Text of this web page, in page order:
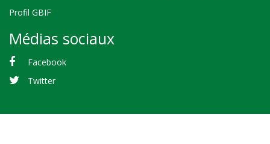
Profil GBIF
Médias sociaux
Facebook
Twitter